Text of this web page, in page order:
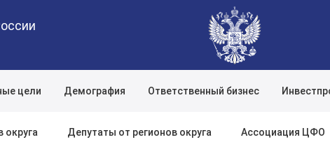
цели Демография Ответственный бизнес
округа Депутаты от регионов округа Ассоциация ЦФО